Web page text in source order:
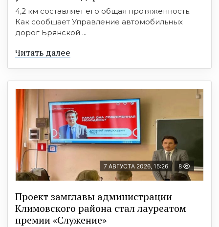
4,2 км составляет его общая протяженность.
Как сообщает Управление автомобильных
дорог Брянской ...
Читать далее
7 АВГУСТА 2026, 15:26 8
Проект замглавы администрации
Климовского района стал лауреатом
премии «Служение»